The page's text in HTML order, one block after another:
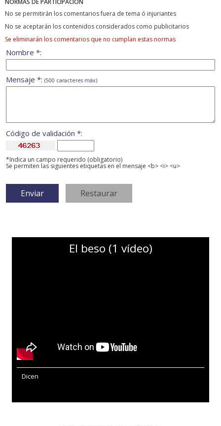
NORMAS DE PARTICIPACIÓN
No se permitirán los comentarios fuera de tema ó injuriantes
No se aceptarán los contenidos considerados como publicitarios
Se eliminarán los comentarios que no cumplan estas normas
Nombre *:
Mensaje *: (500 caracteres máx)
Código de validación *:
*Indica un campo requerido (obligatorio)
Se permiten las siguientes etiquetas en el mensaje <b> <i> <u>
El beso (1 vídeo)
Dicen